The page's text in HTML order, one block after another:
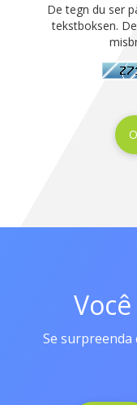
De tegn du ser
tekstboksen.
Se surpreenda